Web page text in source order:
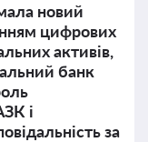
новий
цифрових
активів,
банк
і
за